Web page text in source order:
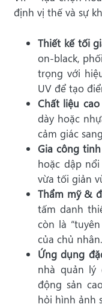
định vị thế và sự
Thiết kế tối
on-black,
trọng với
UV để tạo
Chất liệu cao
dày hoặc
cảm giác
Gia công
hoặc dập
vừa tối giản
Thẩm mỹ &
tấm danh
còn là
của chủ nhân.
Ứng dụng
nhà quản lý
động sản
hỏi hình ảnh